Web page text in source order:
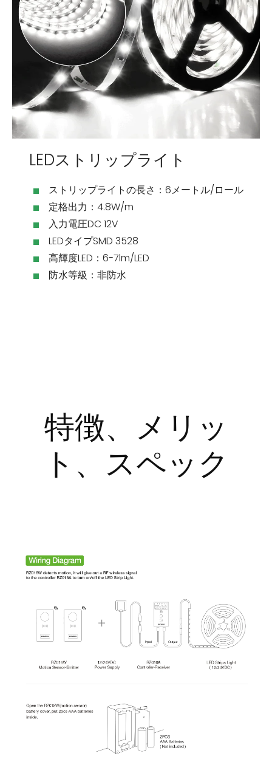
LEDストリップライト
ストリップライトの長さ：6メートル/ロール
定格出力：4.8W/m
入力電圧DC 12V
LEDタイプSMD 3528
高輝度LED：6-7lm/LED
防水等級：非防水
特徴、メリッ
ト、スペック